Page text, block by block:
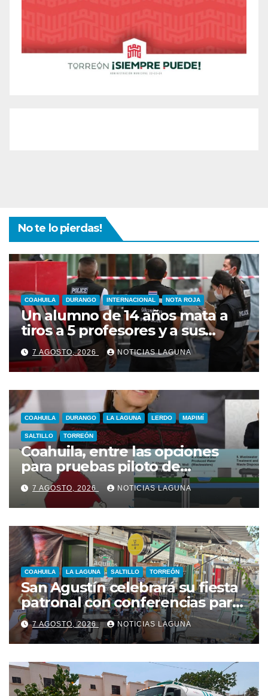
No te lo pierdas!
COAHUILA DURANGO INTERNACIONAL NOTA ROJA
Un alumno de 14 años mata a
tiros a 5 profesores y a sus
abuelos en Tailandia
7 AGOSTO, 2026 NOTICIAS LAGUNA
COAHUILA DURANGO LA LAGUNA LERDO MAPIMÍ
SALTILLO TORREÓN
Coahuila, entre las opciones
para pruebas piloto de
extracción de gas
7 AGOSTO, 2026 NOTICIAS LAGUNA
COAHUILA LA LAGUNA SALTILLO TORREÓN
San Agustín celebrará su fiesta
patronal con conferencias para
jóvenes y familias
7 AGOSTO, 2026 NOTICIAS LAGUNA